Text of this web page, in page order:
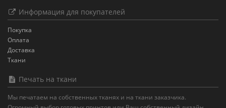
Информация для покупателей
Покупка
Оплата
Доставка
Ткани
Печать на ткани
Мы печатаем на собственных тканях и на ткани заказчика.